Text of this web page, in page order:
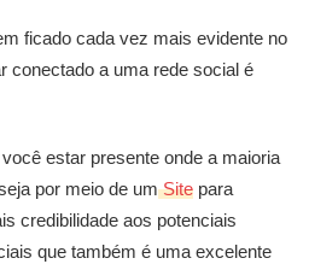
ficado cada vez mais evidente no
conectado a uma rede social é
estar presente onde a maioria
por meio de umSite para
credibilidade aos potenciais
que também é uma excelente